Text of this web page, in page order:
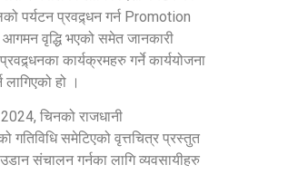
पर्यटन प्रवद्र्धन गर्न Promotion
वृद्धि भएको समेत जानकारी
कार्यक्रमहरु गर्ने कार्ययोजना
हो ।
चिनको राजधानी
गतिविधि समेटिएको वृत्तचित्र प्रस्तुत
संचालन गर्नका लागि व्यवसायीहरु